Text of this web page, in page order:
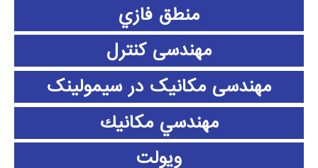
منطق فازي
مهندسی کنترل
مهندسی مکانیک در سیمولینک
مهندسي مكانيك
ویولت